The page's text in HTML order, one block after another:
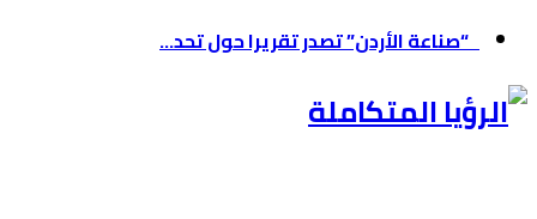
“صناعة الأردن” تصدر تقريرا حول تحد...